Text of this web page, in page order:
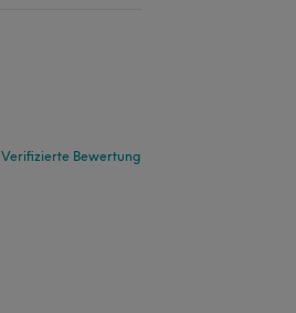
Verifizierte Bewertung